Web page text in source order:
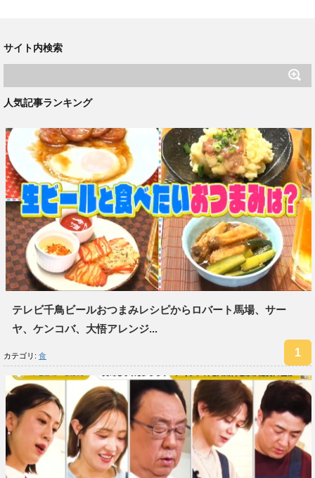
サイト内検索
人気記事ランキング
テレビ千鳥ビールおつまみレシピからロバート馬場、サー
ヤ、ケンコバ、大悟アレンジ...
カテゴリ: 食